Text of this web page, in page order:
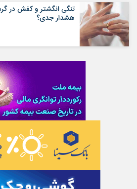
تنگی انگشتر و کفش در
هشدار جدی؟